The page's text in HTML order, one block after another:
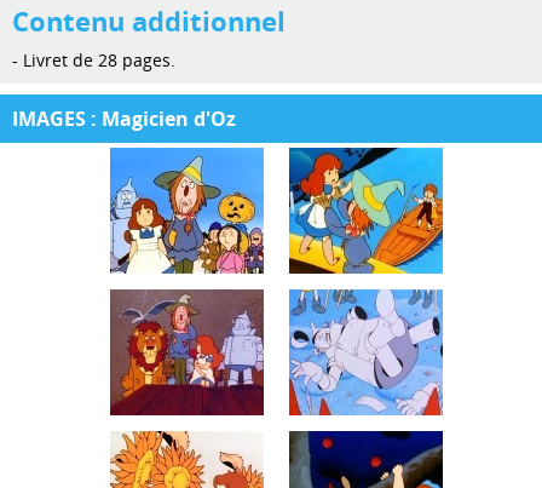
Contenu additionnel
- Livret de 28 pages.
IMAGES : Magicien d'Oz